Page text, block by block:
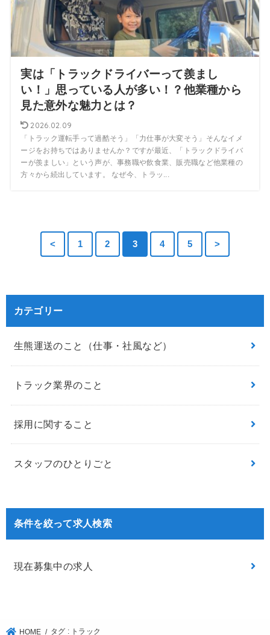
実は「トラックドライバーって羨まし
い！」思っている人が多い！？他業種から
見た意外な魅力とは？
2026.02.09
「トラック運転手って過酷そう」「力仕事が大変そう」そんなイメ
ージをお持ちではありませんか？ですが最近、「トラックドライバ
ーが羨ましい」という声が、事務職や飲食業、販売職など他業種の
方々から続出しています。 なぜ今、トラッ...
< 1 2 3 4 5 >
カテゴリー
生熊運送のこと（仕事・社風など）
トラック業界のこと
採用に関すること
スタッフのひとりごと
条件を絞って求人検索
現在募集中の求人
HOME タグ : トラック